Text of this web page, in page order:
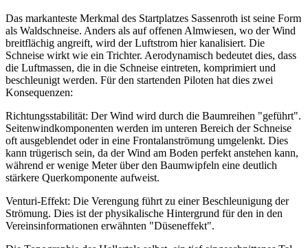
Das markanteste Merkmal des Startplatzes Sassenroth ist seine Form
als Waldschneise. Anders als auf offenen Almwiesen, wo der Wind
breitflächig angreift, wird der Luftstrom hier kanalisiert. Die
Schneise wirkt wie ein Trichter. Aerodynamisch bedeutet dies, dass
die Luftmassen, die in die Schneise eintreten, komprimiert und
beschleunigt werden. Für den startenden Piloten hat dies zwei
Konsequenzen:
Richtungsstabilität: Der Wind wird durch die Baumreihen "geführt".
Seitenwindkomponenten werden im unteren Bereich der Schneise
oft ausgeblendet oder in eine Frontalanströmung umgelenkt. Dies
kann trügerisch sein, da der Wind am Boden perfekt anstehen kann,
während er wenige Meter über den Baumwipfeln eine deutlich
stärkere Querkomponente aufweist.
Venturi-Effekt: Die Verengung führt zu einer Beschleunigung der
Strömung. Dies ist der physikalische Hintergrund für den in den
Vereinsinformationen erwähnten "Düseneffekt".